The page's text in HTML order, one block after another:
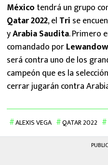
México tendrá un grupo
Qatar 2022, el Tri se
yArabia Saudita. Primero
comandado por
será contra uno de los
campeón que es la
cerrar jugarán contra
ALEXIS VEGA QATAR 2022